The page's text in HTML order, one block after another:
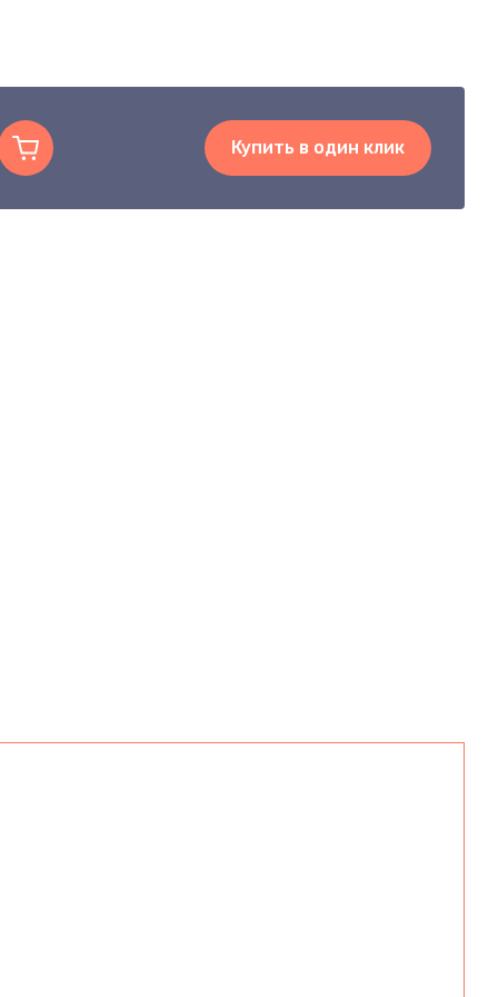
Купить в один клик